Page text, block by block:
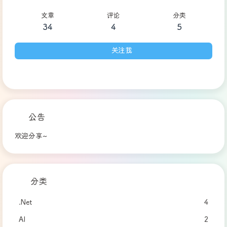
文章
34
评论
4
分类
5
关注我
公告
欢迎分享~
分类
.Net 4
AI 2